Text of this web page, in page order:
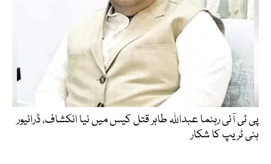
پی ٹی آئی رہنما عبداللہ طاہر قتل کیس میں نیا انکشاف، ڈرائیور
ہنی ٹریپ کا شکار